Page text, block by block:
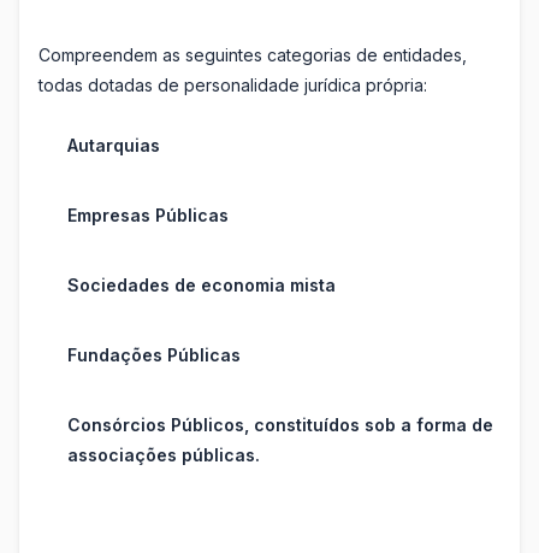
Compreendem as seguintes categorias de entidades,
todas dotadas de personalidade jurídica própria:
Autarquias
Empresas Públicas
Sociedades de economia mista
Fundações Públicas
Consórcios Públicos, constituídos sob a forma de
associações públicas.